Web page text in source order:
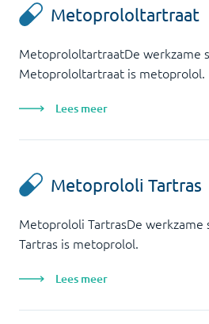
Metoprololtartraat
MetoprololtartraatDe werkzame
Metoprololtartraat is metoprolol.
Lees meer
Metoprololi Tartras
Metoprololi TartrasDe
Tartras is metoprolol.
Lees meer